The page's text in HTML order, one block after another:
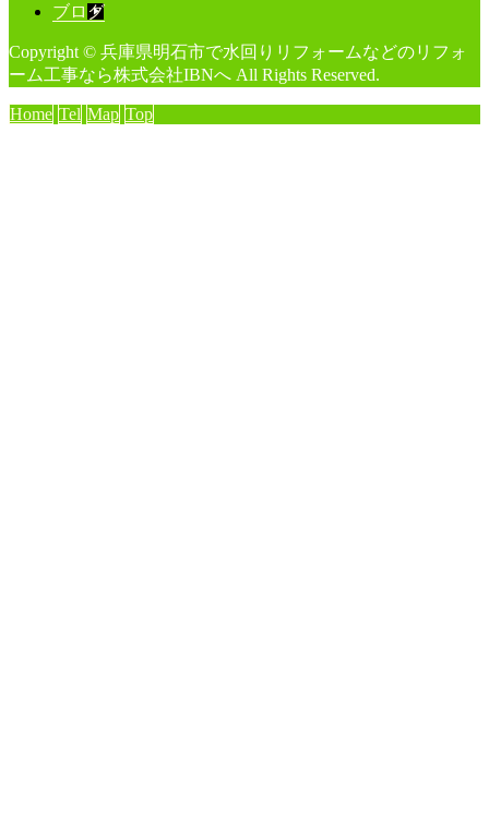
ブログ
Copyright © 兵庫県明石市で水回りリフォームなどのリフォ
ーム工事なら株式会社IBNへ All Rights Reserved.
Home Tel Map Top